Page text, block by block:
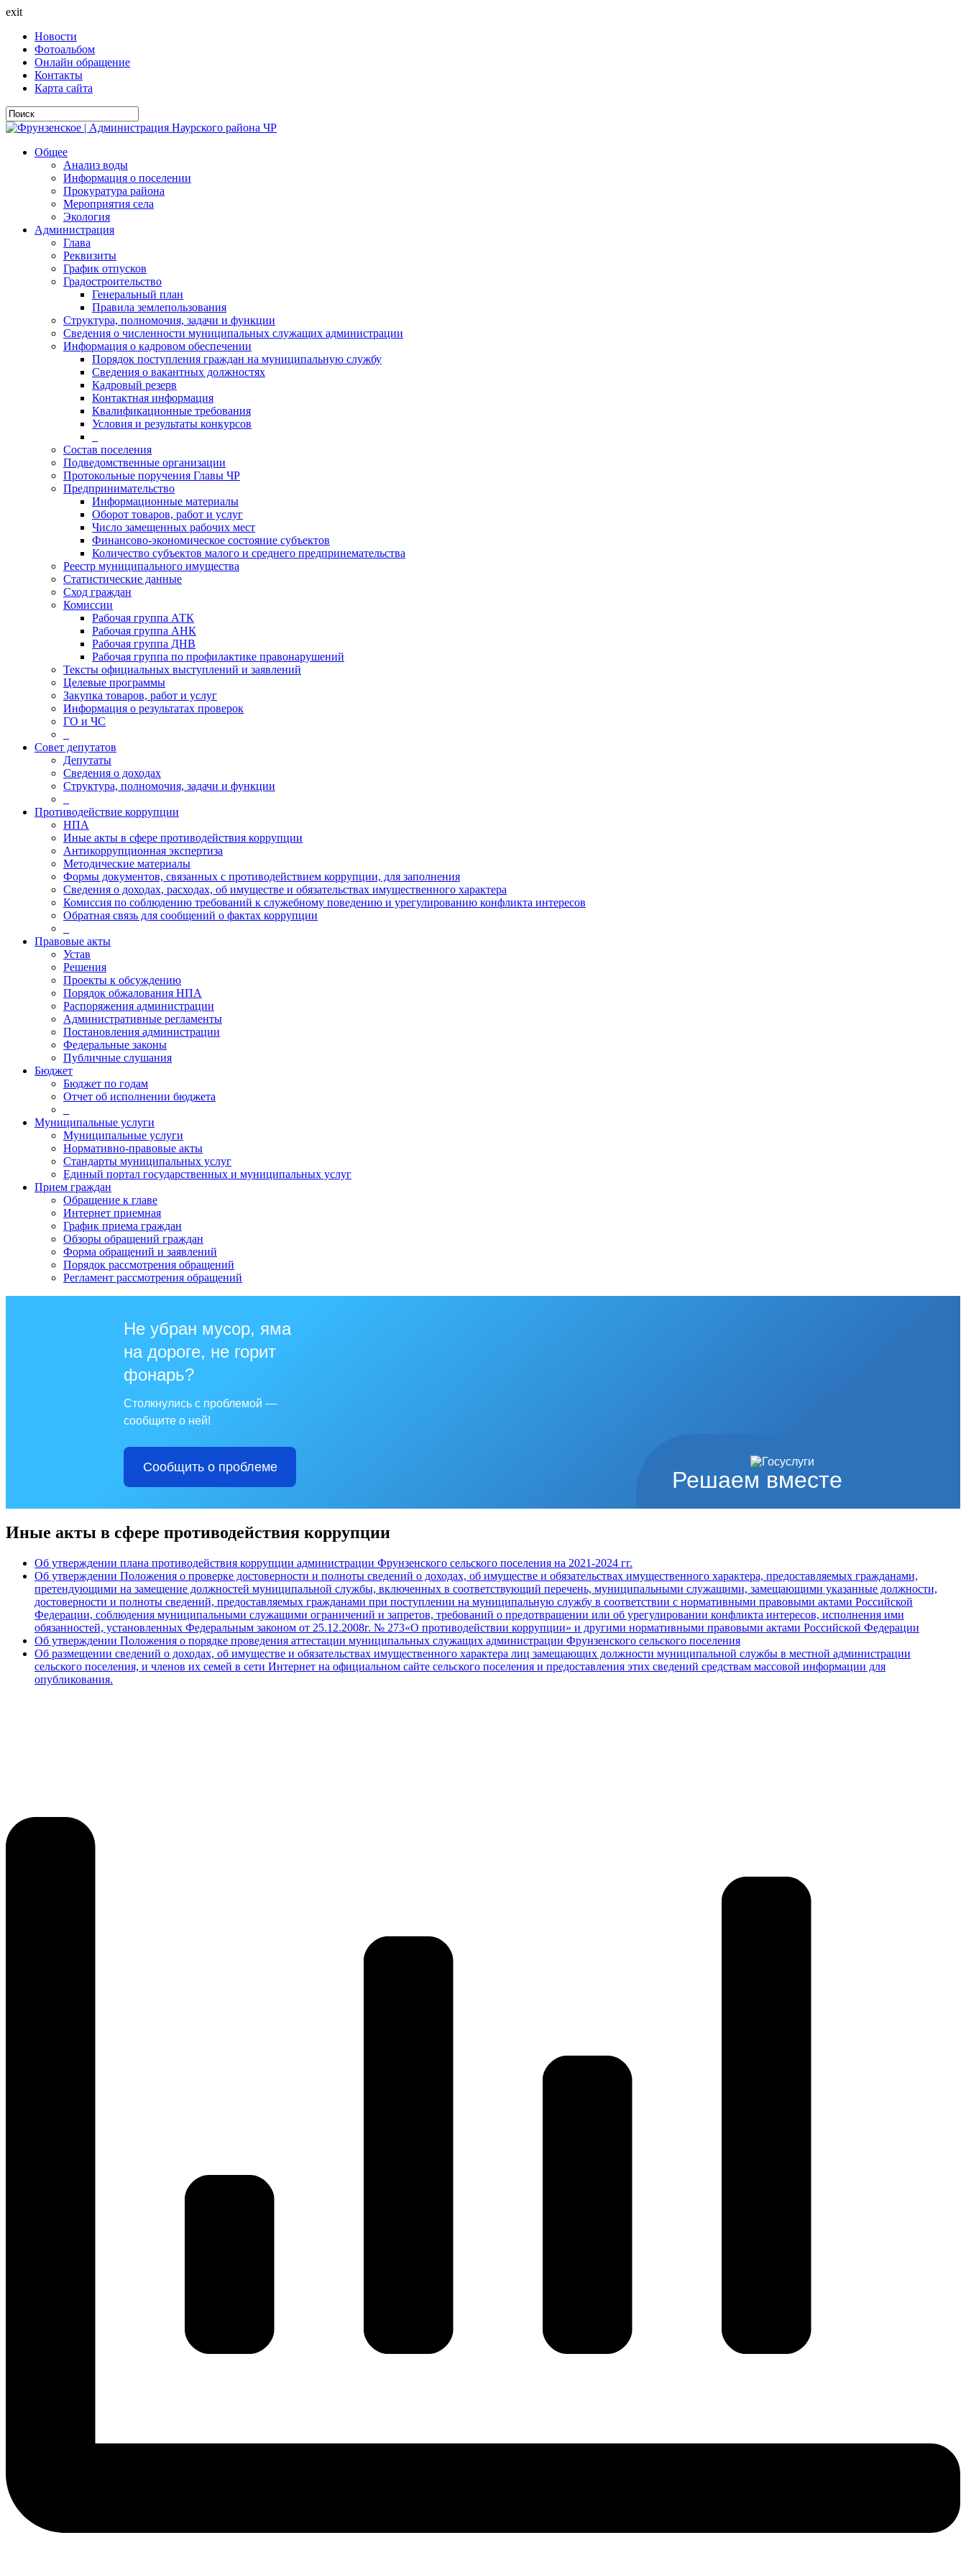
exit
Новости
Фотоальбом
Онлайн обращение
Контакты
Карта сайта
Общее
Анализ воды
Информация о поселении
Прокуратура района
Мероприятия села
Экология
Администрация
Глава
Реквизиты
График отпусков
Градостроительство
Генеральный план
Правила землепользования
Структура, полномочия, задачи и функции
Сведения о численности муниципальных служащих администрации
Информация о кадровом обеспечении
Порядок поступления граждан на муниципальную службу
Сведения о вакантных должностях
Кадровый резерв
Контактная информация
Квалификационные требования
Условия и результаты конкурсов
Состав поселения
Подведомственные организации
Протокольные поручения Главы ЧР
Предпринимательство
Информационные материалы
Оборот товаров, работ и услуг
Число замещенных рабочих мест
Финансово-экономическое состояние субъектов
Количество субъектов малого и среднего предпринемательства
Реестр муниципального имущества
Статистические данные
Сход граждан
Комиссии
Рабочая группа АТК
Рабочая группа АНК
Рабочая группа ДНВ
Рабочая группа по профилактике правонарушений
Тексты официальных выступлений и заявлений
Целевые программы
Закупка товаров, работ и услуг
Информация о результатах проверок
ГО и ЧС
Совет депутатов
Депутаты
Сведения о доходах
Структура, полномочия, задачи и функции
Противодействие коррупции
НПА
Иные акты в сфере противодействия коррупции
Антикоррупционная экспертиза
Методические материалы
Формы документов, связанных с противодействием коррупции, для заполнения
Сведения о доходах, расходах, об имуществе и обязательствах имущественного характера
Комиссия по соблюдению требований к служебному поведению и урегулированию конфликта интересов
Обратная связь для сообщений о фактах коррупции
Правовые акты
Устав
Решения
Проекты к обсуждению
Порядок обжалования НПА
Распоряжения администрации
Административные регламенты
Постановления администрации
Федеральные законы
Публичные слушания
Бюджет
Бюджет по годам
Отчет об исполнении бюджета
Муниципальные услуги
Муниципальные услуги
Нормативно-правовые акты
Стандарты муниципальных услуг
Единый портал государственных и муниципальных услуг
Прием граждан
Обращение к главе
Интернет приемная
График приема граждан
Обзоры обращений граждан
Форма обращений и заявлений
Порядок рассмотрения обращений
Регламент рассмотрения обращений
Решаем вместе
Не убран мусор, яма
на дороге, не горит
фонарь?
Столкнулись с проблемой —
сообщите о ней!
Сообщить о проблеме
Иные акты в сфере противодействия коррупции
Об утверждении плана противодействия коррупции администрации Фрунзенского сельского поселения на 2021-2024 гг.
Об утверждении Положения о проверке достоверности и полноты сведений о доходах, об имуществе и обязательствах имущественного характера, предоставляемых гражданами,
претендующими на замещение должностей муниципальной службы, включенных в соответствующий перечень, муниципальными служащими, замещающими указанные должности,
достоверности и полноты сведений, предоставляемых гражданами при поступлении на муниципальную службу в соответствии с нормативными правовыми актами Российской
Федерации, соблюдения муниципальными служащими ограничений и запретов, требований о предотвращении или об урегулировании конфликта интересов, исполнения ими
обязанностей, установленных Федеральным законом от 25.12.2008г. № 273«О противодействии коррупции» и другими нормативными правовыми актами Российской Федерации
Об утверждении Положения о порядке проведения аттестации муниципальных служащих администрации Фрунзенского сельского поселения
Об размещении сведений о доходах, об имуществе и обязательствах имущественного характера лиц замещающих должности муниципальной службы в местной администрации
сельского поселения, и членов их семей в сети Интернет на официальном сайте сельского поселения и предоставления этих сведений средствам массовой информации для
опубликования.